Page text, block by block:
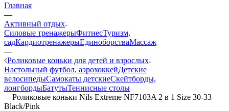
Главная
—
Активный отдых
Силовые тренажерыФитнесТуризм,
садКардиотренажерыЕдиноборстваМассаж
—
Роликовые коньки для детей и взрослых
Настольный футбол, аэрохоккейДетские
велосипедыСамокаты детскиеСкейтборды,
лонгбордыБатутыТеннисные столы
—Роликовые коньки Nils Extreme NF7103A 2 в 1 Size 30-33
Black/Pink